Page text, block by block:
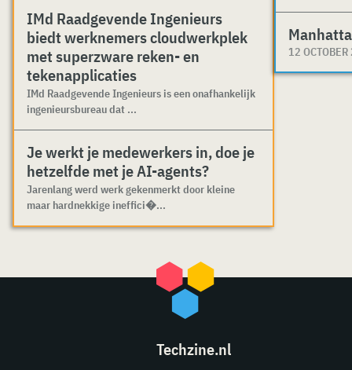
IMd Raadgevende Ingenieurs
biedt werknemers cloudwerkplek
met superzware reken- en
tekenapplicaties
IMd Raadgevende Ingenieurs is een onafhankelijk
ingenieursbureau dat ...
Je werkt je medewerkers in, doe je
hetzelfde met je AI-agents?
Jarenlang werd werk gekenmerkt door kleine
maar hardnekkige ineffici�...
12
Techzine.nl